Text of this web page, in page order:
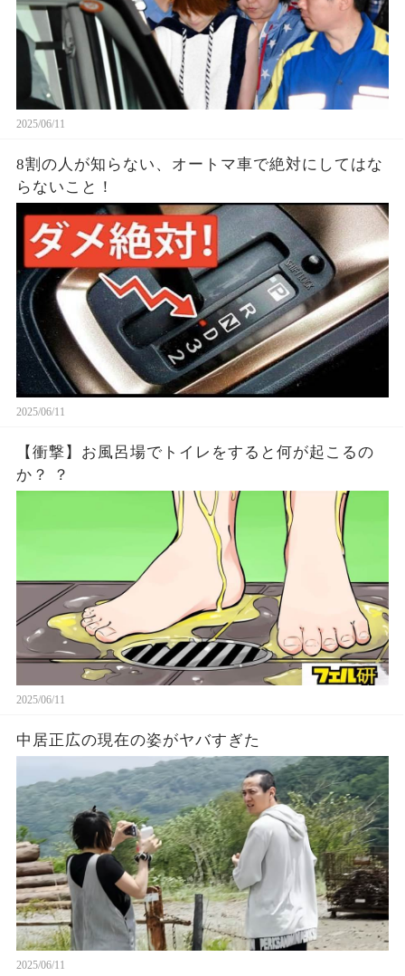
2025/06/11
8割の人が知らない、オートマ車で絶対にしてはな
らないこと！
2025/06/11
【衝撃】お風呂場でトイレをすると何が起こるの
か？ ？
2025/06/11
中居正広の現在の姿がヤバすぎた
2025/06/11